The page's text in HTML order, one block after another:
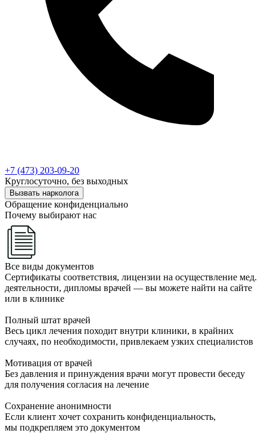
+7 (473) 203-09-20
Круглосуточно, без выходных
Вызвать нарколога
Обращение конфиденциально
Почему выбирают нас
Все виды документов
Сертификаты соответствия, лицензии на осуществление мед.
деятельности, дипломы врачей — вы можете найти на сайте
или в клинике
Полный штат врачей
Весь цикл лечения походит внутри клиники, в крайних
случаях, по необходимости, привлекаем узких специалистов
Мотивация от врачей
Без давления и принуждения врачи могут провести беседу
для получения согласия на лечение
Сохранение анонимности
Если клиент хочет сохранить конфиденциальность,
мы подкрепляем это документом